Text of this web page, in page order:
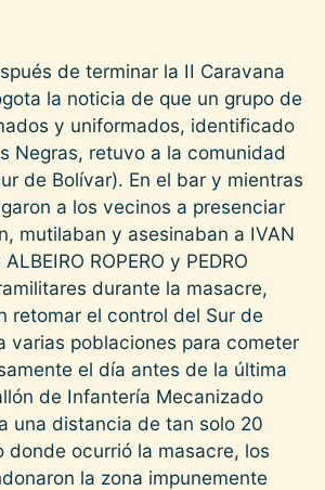
de terminar la II Caravana
la noticia de que un grupo de
y uniformados, identificado
Negras, retuvo a la comunidad
de Bolívar). En el bar y mientras
a los vecinos a presenciar
mutilaban y asesinaban a IVAN
ROPERO y PEDRO
durante la masacre,
retomar el control del Sur de
varias poblaciones para cometer
el día antes de la última
de Infantería Mecanizado
una distancia de tan solo 20
donde ocurrió la masacre, los
la zona impunemente